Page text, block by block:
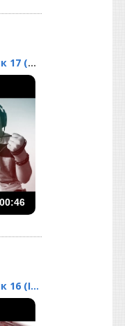
#MUZ кухня Выпуск 17 (O...
16 (I...